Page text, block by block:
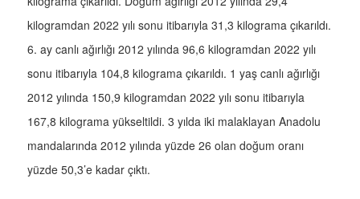
kilogramdan 2022 yılı sonu itibarıyla 31,3 kilograma çıkarıldı.
6. ay canlı ağırlığı 2012 yılında 96,6 kilogramdan 2022 yılı
sonu itibarıyla 104,8 kilograma çıkarıldı. 1 yaş canlı ağırlığı
2012 yılında 150,9 kilogramdan 2022 yılı sonu itibarıyla
167,8 kilograma yükseltildi. 3 yılda iki malaklayan Anadolu
mandalarında 2012 yılında yüzde 26 olan doğum oranı
yüzde 50,3’e kadar çıktı.